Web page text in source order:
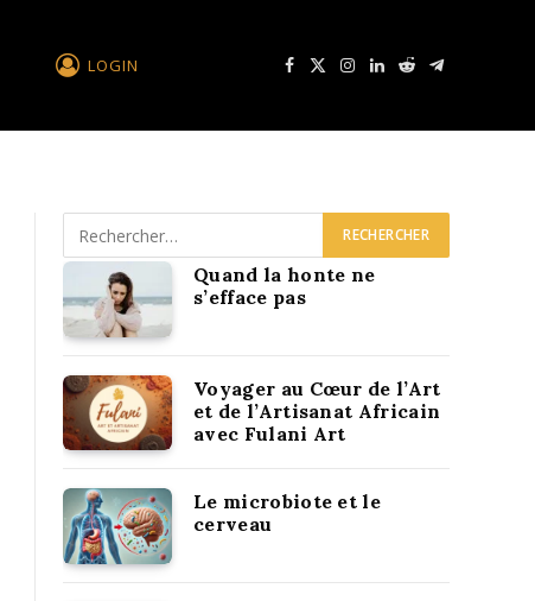
LOGIN Facebook
X Instagram
LinkedIn
RedditTélégramme
Quand la honte ne
s’efface pas
Voyager au Cœur de l’Art
et de l’Artisanat Africain
avec Fulani Art
Le microbiote et le
cerveau